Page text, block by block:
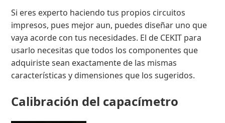
Si eres experto haciendo tus propios circuitos
impresos, pues mejor aun, puedes diseñar uno que
vaya acorde con tus necesidades. El de CEKIT para
usarlo necesitas que todos los componentes que
adquiriste sean exactamente de las mismas
características y dimensiones que los sugeridos.
Calibración del capacímetro